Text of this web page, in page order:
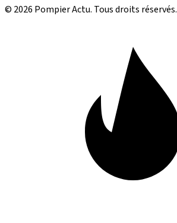
© 2026 Pompier Actu. Tous droits réservés.